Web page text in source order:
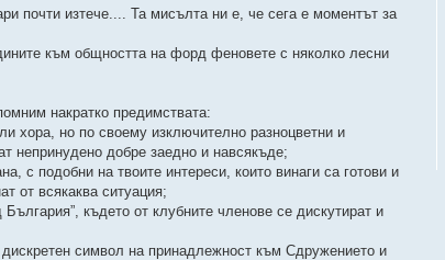
почти изтече.... Та мисълта ни е, че сега е моментът за
към общността на форд феновете с няколко лесни
накратко предимствата:
хора, но по своему изключително разноцветни и
непринудено добре заедно и навсякъде;
с подобни на твоите интереси, които винаги са готови и
от всякаква ситуация;
където от клубните членове се дискутират и
символ на принадлежност към Сдружението и